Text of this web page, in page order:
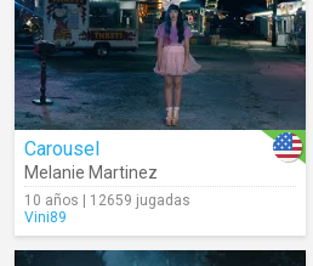
Carousel
Melanie Martinez
10 años | 12659 jugadas
Vini89